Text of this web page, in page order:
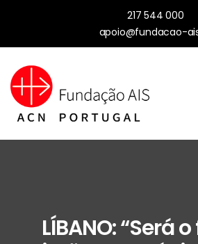
217 544 000
apoio@fundacao-
LÍBANO: “Será